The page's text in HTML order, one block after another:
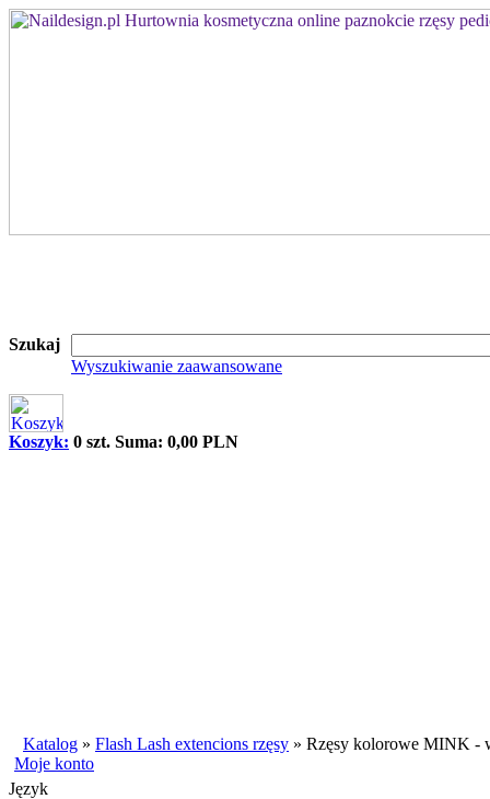
Szukaj
Wyszukiwanie zaawansowane
Koszyk: 0 szt. Suma: 0,00 PLN
Katalog » Flash Lash extencions rzęsy » Rzęsy kolorowe MINK -
Moje konto
Język